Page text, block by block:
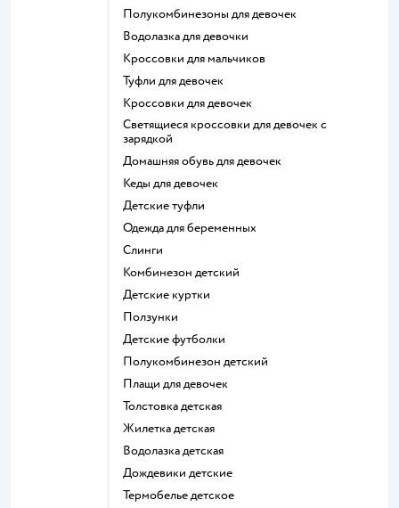
Полукомбинезоны для девочек
Водолазка для девочки
Кроссовки для мальчиков
Туфли для девочек
Кроссовки для девочек
Светящиеся кроссовки для девочек с
зарядкой
Домашняя обувь для девочек
Кеды для девочек
Детские туфли
Одежда для беременных
Слинги
Комбинезон детский
Детские куртки
Ползунки
Детские футболки
Полукомбинезон детский
Плащи для девочек
Толстовка детская
Жилетка детская
Водолазка детская
Дождевики детские
Термобелье детское